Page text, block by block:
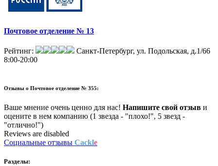
Почтовое отделение № 13
Рейтинг:
Санкт-Петербург, ул. Подольская, д.1/66
8:00-20:00
Отзывы о Почтовое отделение № 355:
Ваше мнение очень ценно для нас! Напишите свой отзыв и
оцените в нем компанию (1 звезда - "плохо!", 5 звезд -
"отлично!")
Reviews are disabled
Социальные отзывы Cackle
Разделы: